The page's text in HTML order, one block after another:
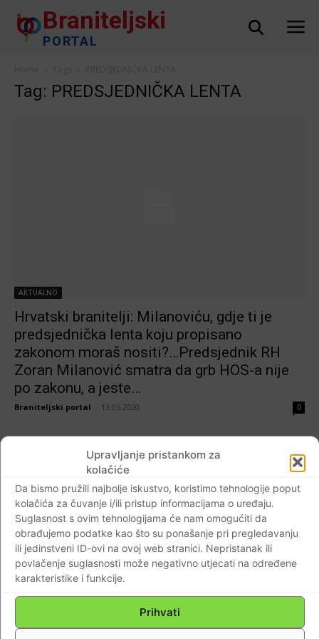
Upravljanje pristankom za
kolačiće
Da bismo pružili najbolje iskustvo, koristimo tehnologije poput
kolačića za čuvanje i/ili pristup informacijama o uređaju.
Suglasnost s ovim tehnologijama će nam omogućiti da
obrađujemo podatke kao što su ponašanje pri pregledavanju
ili jedinstveni ID-ovi na ovoj web stranici. Nepristanak ili
povlačenje suglasnosti može negativno utjecati na određene
karakteristike i funkcije.
Prihvati
Braniteljski
PORTAL
Tag: PREDSJEDNIČKA LENTA
AKTUALNO
Hrvatski branitelji: Milanoviću, gdje ti je
predsjednička lenta koju propisano
zakonom moraš nositi?…Predsjednik RH
Zoran Milanović smatra da grb HOS-a nije
po zakonu, a jeste…
Braniteljski portal 13.05.2020 0
Tekst koji je faktograf.hr obilježio kao
netočnu-u cijelosti! (FOTO-VIDEO)Prisegom
bez predsjedničke lente krši se zakon!?…
Zašto se i Milanović u svojoj izjavi oglušio
na hrvatski zakon!?…